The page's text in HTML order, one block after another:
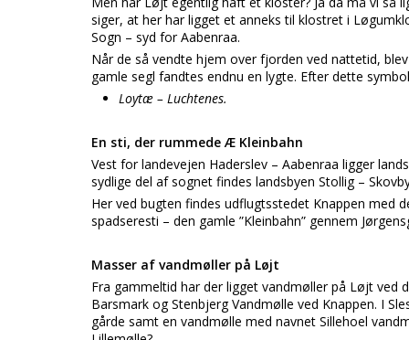
siger, at her har ligget et anneks til klostret i
Sogn – syd for Aabenraa.
Når de så vendte hjem over fjorden ved nattetid,
gamle segl fandtes endnu en lygte. Efter dette
Loytæ – Luchtenes.
En sti, der rummede Æ Kleinbahn
Vest for landevejen Haderslev – Aabenraa ligger
sydlige del af sognet findes landsbyen Stollig –
Her ved bugten findes udflugtsstedet Knappen med
spadseresti – den gamle ”Kleinbahn” gennem
Masser af vandmøller på Løjt
Fra gammeltid har der ligget vandmøller på Løjt ved
Barsmark og Stenbjerg Vandmølle ved Knappen. I
gårde samt en vandmølle med navnet Sillehoel